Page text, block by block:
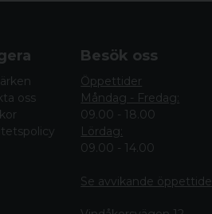
oss
Besök oss
Öppettider
Måndag - Fredag:
09.00 - 18.00
Lördag:
09.00 - 14.00
Se avvikande öppettide